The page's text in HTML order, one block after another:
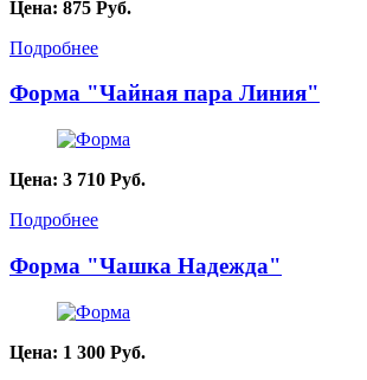
Цена: 875 Руб.
Подробнее
Форма "Чайная пара Линия"
Цена: 3 710 Руб.
Подробнее
Форма "Чашка Надежда"
Цена: 1 300 Руб.